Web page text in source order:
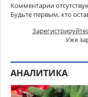
Комментарии
Будьте первым, кто
Уже
АНАЛИТИКА